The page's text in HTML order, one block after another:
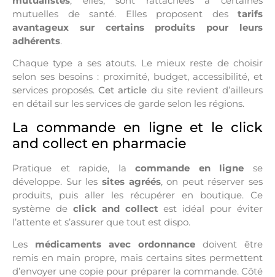
mutuelles de santé. Elles proposent des tarifs
avantageux sur certains produits pour leurs
adhérents.
Chaque type a ses atouts. Le mieux reste de choisir
selon ses besoins : proximité, budget, accessibilité, et
services proposés.Cet article du site revient d’ailleurs
en détail sur les services de garde selon les régions.
La commande en ligne et le click
and collect en pharmacie
Pratique et rapide, lacommande en ligne se
développe. Sur les sites agréés, on peut réserver ses
produits, puis aller les récupérer en boutique. Ce
système de click and collect est idéal pour éviter
l’attente et s’assurer que tout est dispo.
Les médicaments avec ordonnance doivent être
remis en main propre, mais certains sites permettent
d’envoyer une copie pour préparer la commande. Côté